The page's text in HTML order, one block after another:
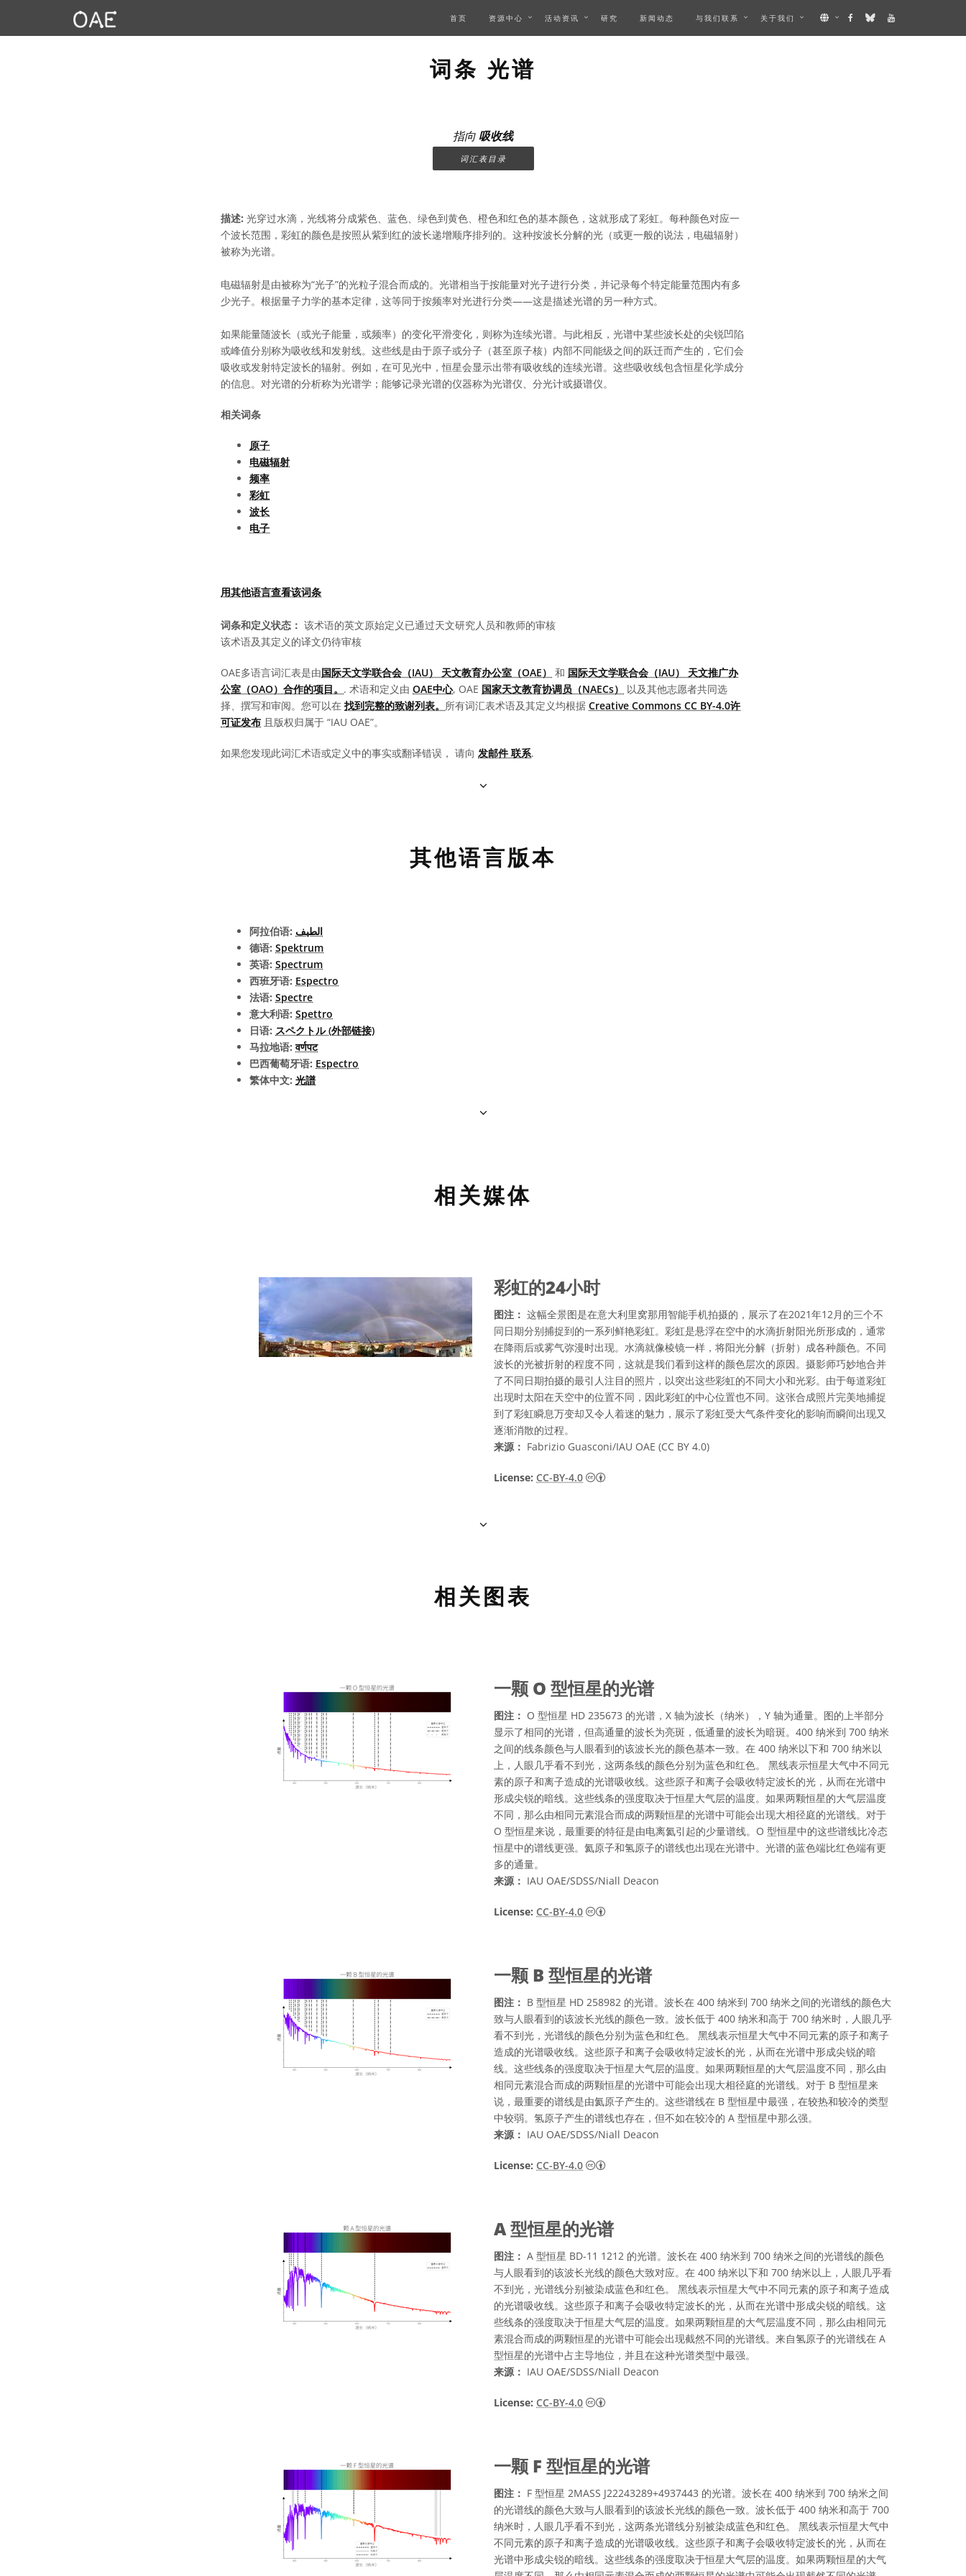
首页 资源中心 活动资讯 研究 新闻动态 与我们联系 关于我们
词条 光谱
指向 吸收线
词汇表目录
描述: 光穿过水滴，光线将分成紫色、蓝色、绿色到黄色、橙色和红色的基本颜色，这就形成了彩虹。每种颜色对应一
个波长范围，彩虹的颜色是按照从紫到红的波长递增顺序排列的。这种按波长分解的光（或更一般的说法，电磁辐射）
被称为光谱。
电磁辐射是由被称为“光子”的光粒子混合而成的。光谱相当于按能量对光子进行分类，并记录每个特定能量范围内有多
少光子。根据量子力学的基本定律，这等同于按频率对光进行分类——这是描述光谱的另一种方式。
如果能量随波长（或光子能量，或频率）的变化平滑变化，则称为连续光谱。与此相反，光谱中某些波长处的尖锐凹陷
或峰值分别称为吸收线和发射线。这些线是由于原子或分子（甚至原子核）内部不同能级之间的跃迁而产生的，它们会
吸收或发射特定波长的辐射。例如，在可见光中，恒星会显示出带有吸收线的连续光谱。这些吸收线包含恒星化学成分
的信息。对光谱的分析称为光谱学；能够记录光谱的仪器称为光谱仪、分光计或摄谱仪。
相关词条
原子
电磁辐射
频率
彩虹
波长
电子
用其他语言查看该词条
词条和定义状态： 该术语的英文原始定义已通过天文研究人员和教师的审核
该术语及其定义的译文仍待审核
OAE多语言词汇表是由国际天文学联合会（IAU） 天文教育办公室（OAE） 和 国际天文学联合会（IAU） 天文推广办
公室（OAO）合作的项目。 . 术语和定义由 OAE中心, OAE 国家天文教育协调员（NAECs）
以及其他志愿者共同选
择、撰写和审阅。您可以在 找到完整的致谢列表。 所有词汇表术语及其定义均根据 Creative Commons CC BY-4.0许
可证发布 且版权归属于 “IAU OAE”。
如果您发现此词汇术语或定义中的事实或翻译错误， 请向 发邮件 联系.
其他语言版本
阿拉伯语: الطيف
德语: Spektrum
英语: Spectrum
西班牙语: Espectro
法语: Spectre
意大利语: Spettro
日语: スペクトル (外部链接)
马拉地语:वर्णपट
巴西葡萄牙语: Espectro
繁体中文: 光譜
相关媒体
彩虹的24小时
图注： 这幅全景图是在意大利里窝那用智能手机拍摄的，展示了在2021年12月的三个不
同日期分别捕捉到的一系列鲜艳彩虹。彩虹是悬浮在空中的水滴折射阳光所形成的，通常
在降雨后或雾气弥漫时出现。水滴就像棱镜一样，将阳光分解（折射）成各种颜色。不同
波长的光被折射的程度不同，这就是我们看到这样的颜色层次的原因。摄影师巧妙地合并
了不同日期拍摄的最引人注目的照片，以突出这些彩虹的不同大小和光彩。由于每道彩虹
出现时太阳在天空中的位置不同，因此彩虹的中心位置也不同。这张合成照片完美地捕捉
到了彩虹瞬息万变却又令人着迷的魅力，展示了彩虹受大气条件变化的影响而瞬间出现又
逐渐消散的过程。
来源： Fabrizio Guasconi/IAU OAE (CC BY 4.0)
License: CC-BY-4.0 知识共享许可协议 署名 4.0 国际 (CC BY 4.0) 图标
相关图表
一颗 O 型恒星的光谱
图注： O 型恒星 HD 235673 的光谱，X 轴为波长（纳米），Y 轴为通量。图的上半部分
显示了相同的光谱，但高通量的波长为亮斑，低通量的波长为暗斑。400 纳米到 700 纳米
之间的线条颜色与人眼看到的该波长光的颜色基本一致。在 400 纳米以下和 700 纳米以
上，人眼几乎看不到光，这两条线的颜色分别为蓝色和红色。 黑线表示恒星大气中不同元
素的原子和离子造成的光谱吸收线。这些原子和离子会吸收特定波长的光，从而在光谱中
形成尖锐的暗线。这些线条的强度取决于恒星大气层的温度。如果两颗恒星的大气层温度
不同，那么由相同元素混合而成的两颗恒星的光谱中可能会出现大相径庭的光谱线。对于
O 型恒星来说，最重要的特征是由电离氦引起的少量谱线。O 型恒星中的这些谱线比冷态
恒星中的谱线更强。氦原子和氢原子的谱线也出现在光谱中。光谱的蓝色端比红色端有更
多的通量。
来源： IAU OAE/SDSS/Niall Deacon
License: CC-BY-4.0 知识共享许可协议 署名 4.0 国际 (CC BY 4.0) 图标
一颗 B 型恒星的光谱
图注： B 型恒星 HD 258982 的光谱。波长在 400 纳米到 700 纳米之间的光谱线的颜色大
致与人眼看到的该波长光线的颜色一致。波长低于 400 纳米和高于 700 纳米时，人眼几乎
看不到光，光谱线的颜色分别为蓝色和红色。 黑线表示恒星大气中不同元素的原子和离子
造成的光谱吸收线。这些原子和离子会吸收特定波长的光，从而在光谱中形成尖锐的暗
线。这些线条的强度取决于恒星大气层的温度。如果两颗恒星的大气层温度不同，那么由
相同元素混合而成的两颗恒星的光谱中可能会出现大相径庭的光谱线。对于 B 型恒星来
说，最重要的谱线是由氦原子产生的。这些谱线在 B 型恒星中最强，在较热和较冷的类型
中较弱。氢原子产生的谱线也存在，但不如在较冷的 A 型恒星中那么强。
来源： IAU OAE/SDSS/Niall Deacon
License: CC-BY-4.0 知识共享许可协议 署名 4.0 国际 (CC BY 4.0) 图标
A 型恒星的光谱
图注： A 型恒星 BD-11 1212 的光谱。波长在 400 纳米到 700 纳米之间的光谱线的颜色
与人眼看到的该波长光线的颜色大致对应。在 400 纳米以下和 700 纳米以上，人眼几乎看
不到光，光谱线分别被染成蓝色和红色。 黑线表示恒星大气中不同元素的原子和离子造成
的光谱吸收线。这些原子和离子会吸收特定波长的光，从而在光谱中形成尖锐的暗线。这
些线条的强度取决于恒星大气层的温度。如果两颗恒星的大气层温度不同，那么由相同元
素混合而成的两颗恒星的光谱中可能会出现截然不同的光谱线。来自氢原子的光谱线在 A
型恒星的光谱中占主导地位，并且在这种光谱类型中最强。
来源： IAU OAE/SDSS/Niall Deacon
License: CC-BY-4.0 知识共享许可协议 署名 4.0 国际 (CC BY 4.0) 图标
一颗 F 型恒星的光谱
图注： F 型恒星 2MASS J22243289+4937443 的光谱。波长在 400 纳米到 700 纳米之间
的光谱线的颜色大致与人眼看到的该波长光线的颜色一致。波长低于 400 纳米和高于 700
纳米时，人眼几乎看不到光，这两条光谱线分别被染成蓝色和红色。 黑线表示恒星大气中
不同元素的原子和离子造成的光谱吸收线。这些原子和离子会吸收特定波长的光，从而在
光谱中形成尖锐的暗线。这些线条的强度取决于恒星大气层的温度。如果两颗恒星的大气